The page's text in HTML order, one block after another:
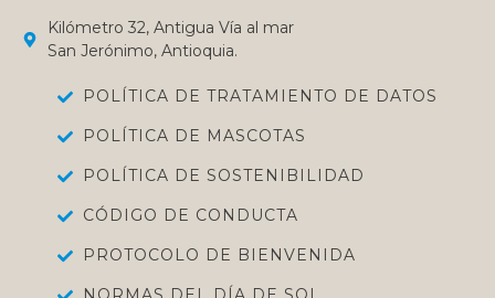
Kilómetro 32, Antigua Vía al mar
San Jerónimo, Antioquia.
POLÍTICA DE TRATAMIENTO DE DATOS
POLÍTICA DE MASCOTAS
POLÍTICA DE SOSTENIBILIDAD
CÓDIGO DE CONDUCTA
PROTOCOLO DE BIENVENIDA